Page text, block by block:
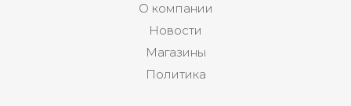
О компании
Новости
Магазины
Политика